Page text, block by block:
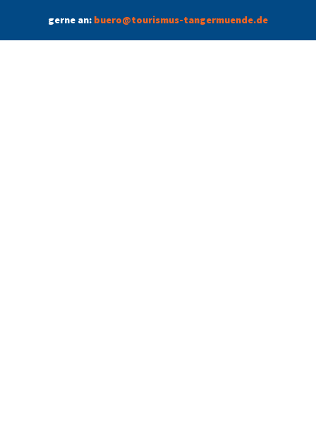
gerne an: buero@tourismus-tangermuende.de